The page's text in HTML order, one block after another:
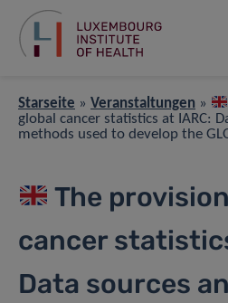
Starseite » Veranstaltungen »
global cancer statistics at IARC:
methods used to develop the
The
cancer
Data sources